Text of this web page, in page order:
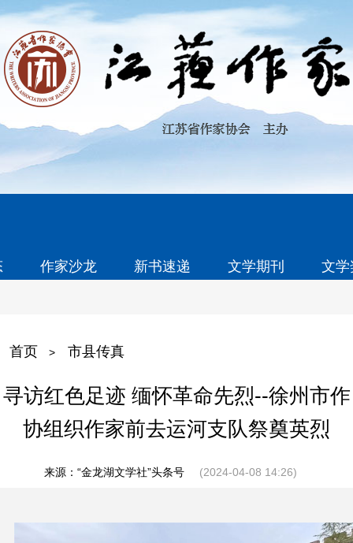
作家沙龙 新书速递 文学期刊 文
首页 > 市县传真
寻访红色足迹 缅怀革命先烈--徐州市作
协组织作家前去运河支队祭奠英烈
来源：“金龙湖文学社”头条号 (2024-04-08 14:26)